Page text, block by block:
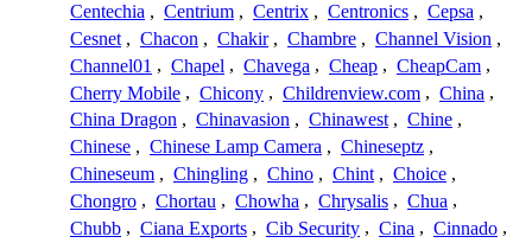
Centechia , Centrium , Centrix , Centronics , Cepsa ,
Cesnet , Chacon , Chakir , Chambre , Channel Vision ,
Channel01 , Chapel , Chavega , Cheap , CheapCam ,
Cherry Mobile , Chicony , Childrenview.com , China ,
China Dragon , Chinavasion , Chinawest , Chine ,
Chinese , Chinese Lamp Camera , Chineseptz ,
Chineseum , Chingling , Chino , Chint , Choice ,
Chongro , Chortau , Chowha , Chrysalis , Chua ,
Chubb , Ciana Exports , Cib Security , Cina , Cinnado ,